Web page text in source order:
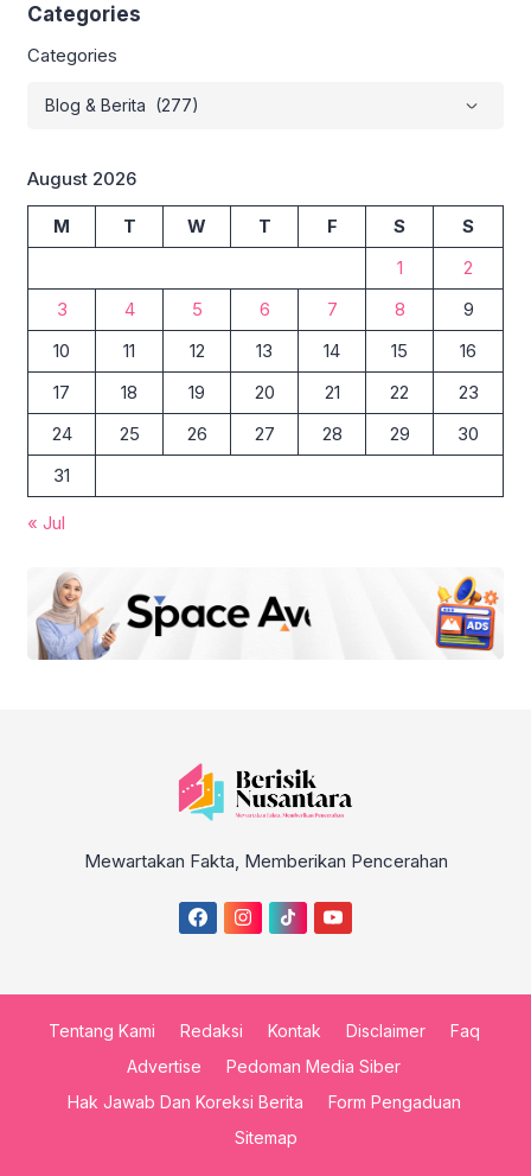
Categories
Categories
August 2026
M T W T F S
S
1
2
3
4 5 6 7 8
9
10
11 12 13 14 15
16
17
18 19 20 21 22
23
24
25 26 27 28 29
30
31
« Jul
Mewartakan Fakta, Memberikan Pencerahan
Tentang Kami Redaksi Kontak Disclaimer
Faq
Advertise
Pedoman Media Siber
Hak Jawab Dan Koreksi Berita
Form Pengaduan
Sitemap